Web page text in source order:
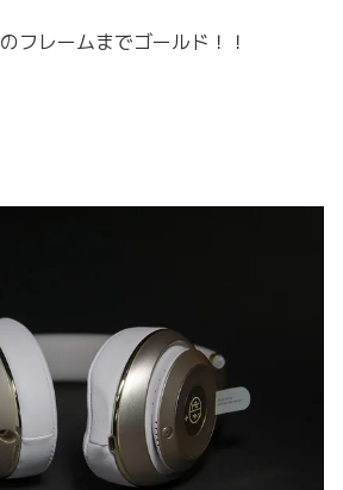
フレームまでゴールド！！